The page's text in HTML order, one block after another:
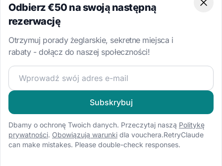
Grecja
Turcja
Bahamy
Brytyjskie Wyspy Dziewicze
Popularne Kierunki
Split
Ateny
Amalfi
Palermo
Odbierz €50 na swoją następną
rezerwację
Otrzymuj porady żeglarskie, sekretne miejsca i
rabaty - dołącz do naszej społeczności!
Dołącz do naszej społeczności żeglarskiej i otrzymuj
Subskrybuj
Dbamy o ochronę Twoich danych. Przeczytaj naszą Politykę
prywatności. Obowiązują warunki dla vouchera.RetryClaude
can make mistakes. Please double-check responses.